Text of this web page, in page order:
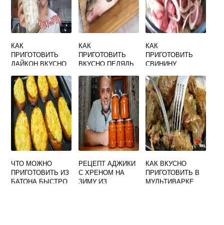
КАК
ПРИГОТОВИТЬ
ДАЙКОН ВКУСНО
СМЕТАНОЙ
КАК
ПРИГОТОВИТЬ
ВКУСНО ПЕЛЯДЬ
КАК
ПРИГОТОВИТЬ
СВИНИНУ
ДУХОВКЕ СОЧНО
И ВКУСНО С
ЛУКОМ
ЧТО МОЖНО
ПРИГОТОВИТЬ ИЗ
БАТОНА БЫСТРО
РЕЦЕПТ АДЖИКИ
С ХРЕНОМ НА
ЗИМУ ИЗ
КАК ВКУСНО
ПРИГОТОВИТЬ В
МУЛЬТИВАРКЕ